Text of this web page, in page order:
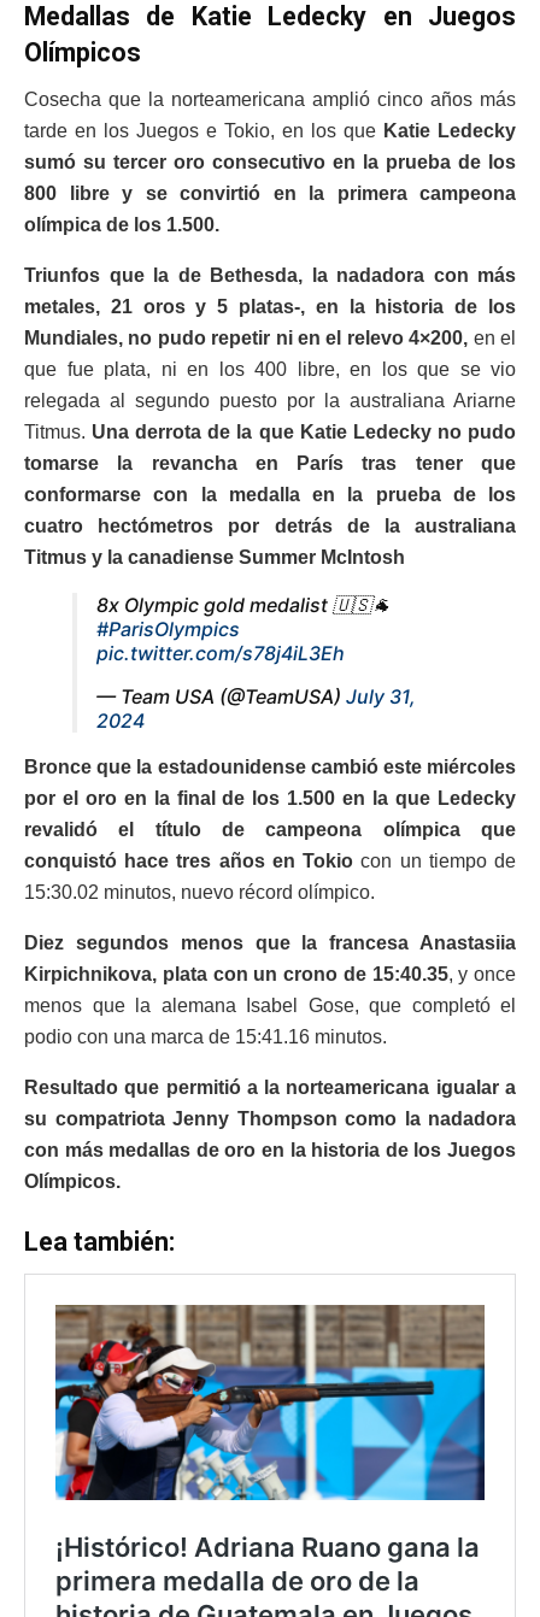
Medallas de Katie Ledecky en Juegos
Olímpicos
Cosecha que la norteamericana amplió cinco años más
tarde en los Juegos e Tokio, en los que Katie Ledecky
sumó su tercer oro consecutivo en la prueba de los
800 libre y se convirtió en la primera campeona
olímpica de los 1.500.
Triunfos que la de Bethesda, la nadadora con más
metales, 21 oros y 5 platas-, en la historia de los
Mundiales, no pudo repetir ni en el relevo 4×200, en el
que fue plata, ni en los 400 libre, en los que se vio
relegada al segundo puesto por la australiana Ariarne
Titmus. Una derrota de la que Katie Ledecky no pudo
tomarse la revancha en París tras tener que
conformarse con la medalla en la prueba de los
cuatro hectómetros por detrás de la australiana
Titmus y la canadiense Summer McIntosh
8x Olympic gold medalist 🇺🇸🐐
#ParisOlympics
pic.twitter.com/s78j4iL3Eh
— Team USA (@TeamUSA) July 31,
2024
Bronce que la estadounidense cambió este miércoles
por el oro en la final de los 1.500 en la que Ledecky
revalidó el título de campeona olímpica que
conquistó hace tres años en Tokio con un tiempo de
15:30.02 minutos, nuevo récord olímpico.
Diez segundos menos que la francesa Anastasiia
Kirpichnikova, plata con un crono de 15:40.35, y once
menos que la alemana Isabel Gose, que completó el
podio con una marca de 15:41.16 minutos.
Resultado que permitió a la norteamericana igualar a
su compatriota Jenny Thompson como la nadadora
con más medallas de oro en la historia de los Juegos
Olímpicos.
Lea también: